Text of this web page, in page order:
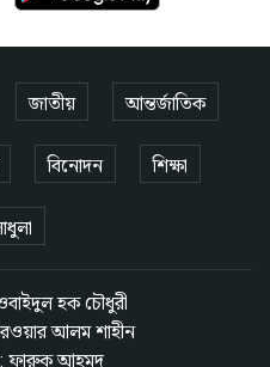
জাতীয় আন্তর্জাতিক
বিনোদন শিক্ষা
হক চৌধুরী
আলম শাহীন
: ফারুক আহমদ